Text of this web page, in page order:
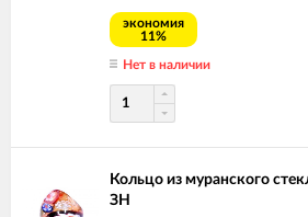
экономия
11%
Нет в наличии
Кольцо из муранского
ЗН